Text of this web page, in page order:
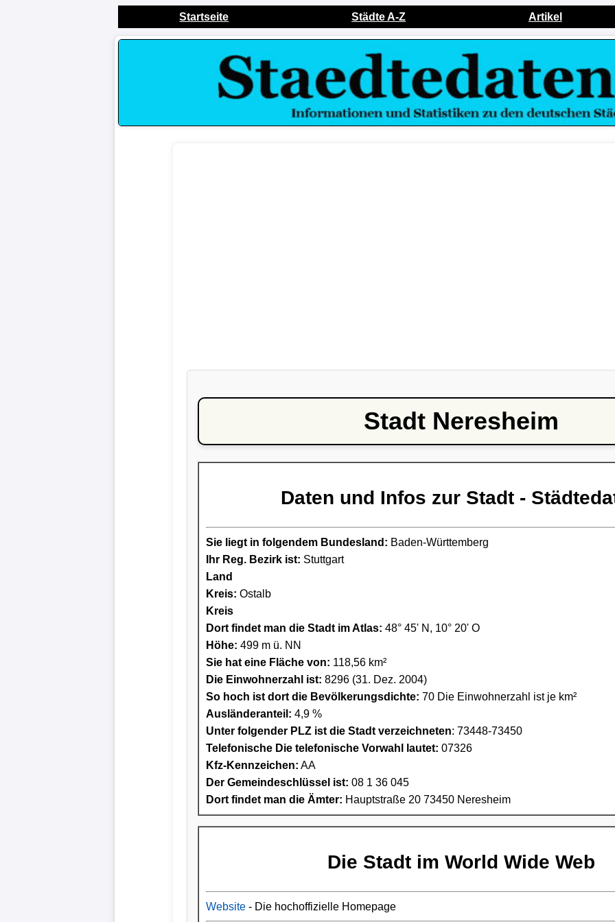
Startseite Städte A-Z Artikel
Stadt Neresheim
Daten und Infos zur Stadt -
Sie liegt in folgendem Bundesland: Baden-Württemberg
Ihr Reg. Bezirk ist: Stuttgart
Land
Kreis: Ostalb
Kreis
Dort findet man die Stadt im Atlas: 48° 45' N, 10° 20' O
Höhe: 499 m ü. NN
Sie hat eine Fläche von: 118,56 km²
Die Einwohnerzahl ist: 8296 (31. Dez. 2004)
So hoch ist dort die Bevölkerungsdichte: 70 Die Einwohnerzahl ist je km²
Ausländeranteil: 4,9 %
Unter folgender PLZ ist die Stadt verzeichneten: 73448-73450
Telefonische Die telefonische Vorwahl lautet: 07326
Kfz-Kennzeichen: AA
Der Gemeindeschlüssel ist: 08 1 36 045
Dort findet man die Ämter: Hauptstraße 20 73450 Neresheim
Die Stadt im World Wide Web
Website - Die hochoffizielle Homepage